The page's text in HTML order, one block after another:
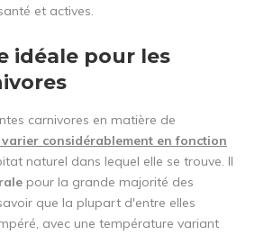
et actives.
idéale pour les
carnivores en matière de
considérablement en fonction
naturel dans lequel elle se trouve. Il
pour la grande majorité des
que la plupart d'entre elles
avec une température variant